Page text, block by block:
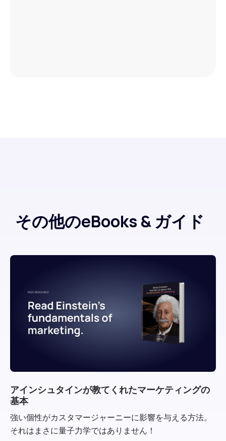
その他のeBooks & ガイド
アインシュタインが教てくれたマーケティングの
基本
強い個性がカスタマージャーニーに影響を与える方法。
それはまさに量子力学ではありません！